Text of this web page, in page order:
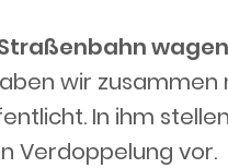
wir
In ihm
Verdoppelung vor.